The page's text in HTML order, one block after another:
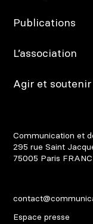
Publications
L’association
Agir et soutenir
Communication et
295 rue Saint
75005 Paris
Espace presse